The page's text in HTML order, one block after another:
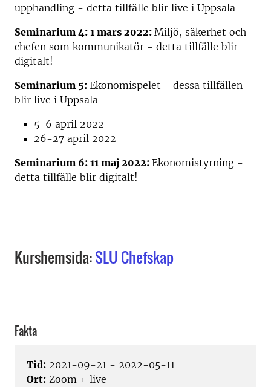
upphandling - detta tillfälle blir live i Uppsala
Seminarium 4: 1 mars 2022: Miljö, säkerhet och
chefen som kommunikatör - detta tillfälle blir
digitalt!
Seminarium 5: Ekonomispelet - dessa tillfällen
blir live i Uppsala
5-6 april 2022
26-27 april 2022
Seminarium 6: 11 maj 2022: Ekonomistyrning -
detta tillfälle blir digitalt!
Kurshemsida:SLU Chefskap
Fakta
Tid: 2021-09-21 - 2022-05-11
Ort: Zoom + live